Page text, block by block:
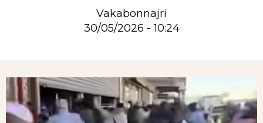
Vakabonnajri
30/05/2026 - 10:24